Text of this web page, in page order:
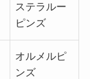
ステラルー
ピンズ
オルメルピ
ンズ